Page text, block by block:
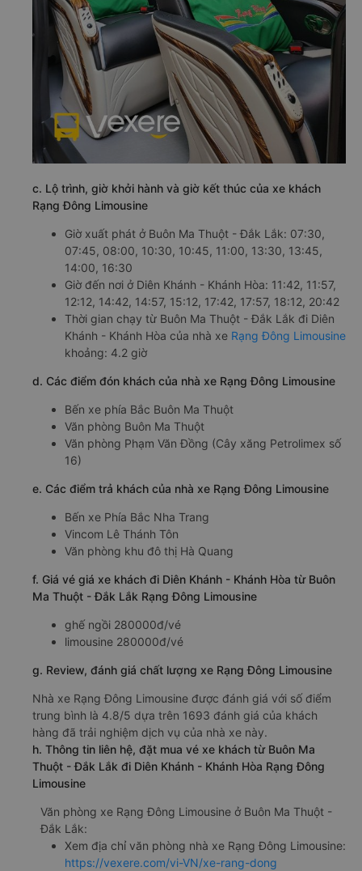
c. Lộ trình, giờ khởi hành và giờ kết thúc của xe khách
Rạng Đông Limousine
Giờ xuất phát ở Buôn Ma Thuột - Đắk Lắk: 07:30,
07:45, 08:00, 10:30, 10:45, 11:00, 13:30, 13:45,
14:00, 16:30
Giờ đến nơi ở Diên Khánh - Khánh Hòa: 11:42, 11:57,
12:12, 14:42, 14:57, 15:12, 17:42, 17:57, 18:12, 20:42
Thời gian chạy từ Buôn Ma Thuột - Đắk Lắk đi Diên
Khánh - Khánh Hòa của nhà xe Rạng Đông Limousine
khoảng: 4.2 giờ
d. Các điểm đón khách của nhà xe Rạng Đông Limousine
Bến xe phía Bắc Buôn Ma Thuột
Văn phòng Buôn Ma Thuột
Văn phòng Phạm Văn Đồng (Cây xăng Petrolimex số
16)
e. Các điểm trả khách của nhà xe Rạng Đông Limousine
Bến xe Phía Bắc Nha Trang
Vincom Lê Thánh Tôn
Văn phòng khu đô thị Hà Quang
f. Giá vé giá xe khách đi Diên Khánh - Khánh Hòa từ Buôn
Ma Thuột - Đắk Lắk Rạng Đông Limousine
ghế ngồi 280000đ/vé
limousine 280000đ/vé
g. Review, đánh giá chất lượng xe Rạng Đông Limousine
Nhà xe Rạng Đông Limousine được đánh giá với số điểm
trung bình là 4.8/5 dựa trên 1693 đánh giá của khách
hàng đã trải nghiệm dịch vụ của nhà xe này.
h. Thông tin liên hệ, đặt mua vé xe khách từ Buôn Ma
Thuột - Đắk Lắk đi Diên Khánh - Khánh Hòa Rạng Đông
Limousine
Văn phòng xe Rạng Đông Limousine ở Buôn Ma Thuột -
Đắk Lắk:
Xem địa chỉ văn phòng nhà xe Rạng Đông Limousine:
https://vexere.com/vi-VN/xe-rang-dong